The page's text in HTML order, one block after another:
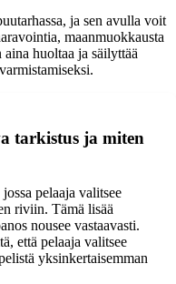
ja sen avulla voit
maanmuokkausta
huoltaa ja säilyttää
tarkistus ja miten
pelaaja valitsee
riviin. Tämä lisää
nousee vastaavasti.
että pelaaja valitsee
yksinkertaisemman